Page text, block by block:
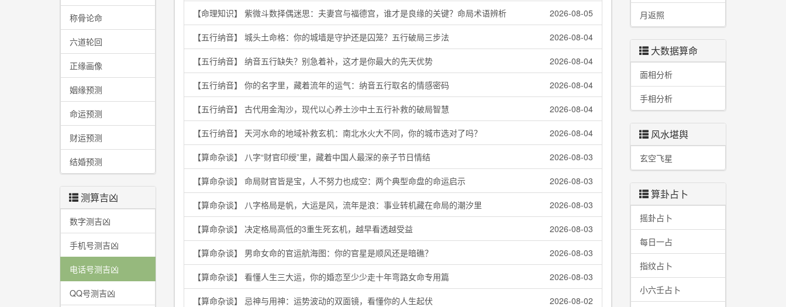
称骨论命
六道轮回
正缘画像
姻缘预测
命运预测
财运预测
结婚预测
测算吉凶
数字测吉凶
手机号测吉凶
电话号测吉凶
QQ号测吉凶
【命理知识】 紫微斗数择偶迷思：夫妻宫与福德宫，谁才是良缘的关键？命局术语辨析 2026-08-05
【五行纳音】 城头土命格：你的城墙是守护还是囚笼？五行破局三步法 2026-08-04
【五行纳音】 纳音五行缺失？别急着补，这才是你最大的先天优势 2026-08-04
【五行纳音】 你的名字里，藏着流年的运气：纳音五行取名的情感密码 2026-08-04
【五行纳音】 古代用金淘沙，现代以心养土沙中土五行补救的破局智慧 2026-08-04
【五行纳音】 天河水命的地域补救玄机：南北水火大不同，你的城市选对了吗？ 2026-08-04
【算命杂谈】 八字“财官印绶”里，藏着中国人最深的亲子节日情结 2026-08-03
【算命杂谈】 命局财官皆是宝，人不努力也成空：两个典型命盘的命运启示 2026-08-03
【算命杂谈】 八字格局是帆，大运是风，流年是浪：事业转机藏在命局的潮汐里 2026-08-03
【算命杂谈】 决定格局高低的3重生死玄机，越早看透越受益 2026-08-03
【算命杂谈】 男命女命的官运航海图：你的官星是顺风还是暗礁？ 2026-08-03
【算命杂谈】 看懂人生三大运，你的婚恋至少少走十年弯路女命专用篇 2026-08-03
【算命杂谈】 忌神与用神：运势波动的双面镜，看懂你的人生起伏 2026-08-02
月返照
大数据算命
面相分析
手相分析
风水堪舆
玄空飞星
算卦占卜
摇卦占卜
每日一占
指纹占卜
小六壬占卜